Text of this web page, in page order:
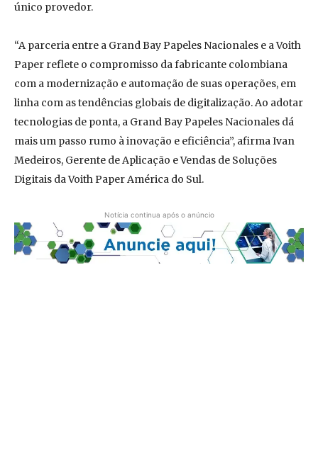
único provedor.
“A parceria entre a Grand Bay Papeles Nacionales e a Voith
Paper reflete o compromisso da fabricante colombiana
com a modernização e automação de suas operações, em
linha com as tendências globais de digitalização. Ao adotar
tecnologias de ponta, a Grand Bay Papeles Nacionales dá
mais um passo rumo à inovação e eficiência”, afirma Ivan
Medeiros, Gerente de Aplicação e Vendas de Soluções
Digitais da Voith Paper América do Sul.
Notícia continua após o anúncio